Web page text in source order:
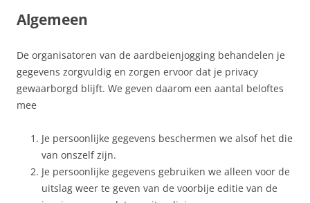
Algemeen
De organisatoren van de aardbeienjogging behandelen je
gegevens zorgvuldig en zorgen ervoor dat je privacy
gewaarborgd blijft. We geven daarom een aantal beloftes
mee
Je persoonlijke gegevens beschermen we alsof het die
van onszelf zijn.
Je persoonlijke gegevens gebruiken we alleen voor de
uitslag weer te geven van de voorbije editie van de